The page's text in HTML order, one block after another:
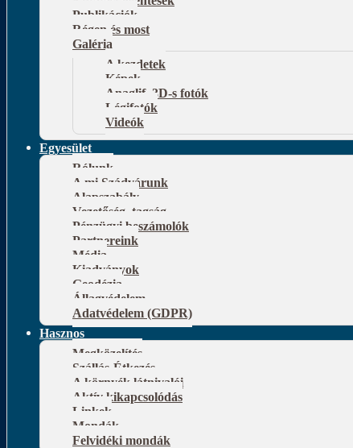
Publikációk
Régen és most
Galéria
A kezdetek
Képek
Anaglif, 3D-s fotók
Légifotók
Videók
Egyesület
Rólunk
A mi Szádvárunk
Alapszabály
Vezetőség, tagság
Pénzügyi beszámolók
Partnereink
Média
Kiadványok
Geodézia
Állagvédelem
Adatvédelem (GDPR)
Hasznos
Megközelítés
Szállás-Étkezés
A környék látnivalói
Aktív kikapcsolódás
Linkek
Mondák
Felvidéki mondák